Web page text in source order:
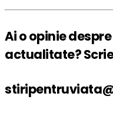
Ai o opinie
actualitate?